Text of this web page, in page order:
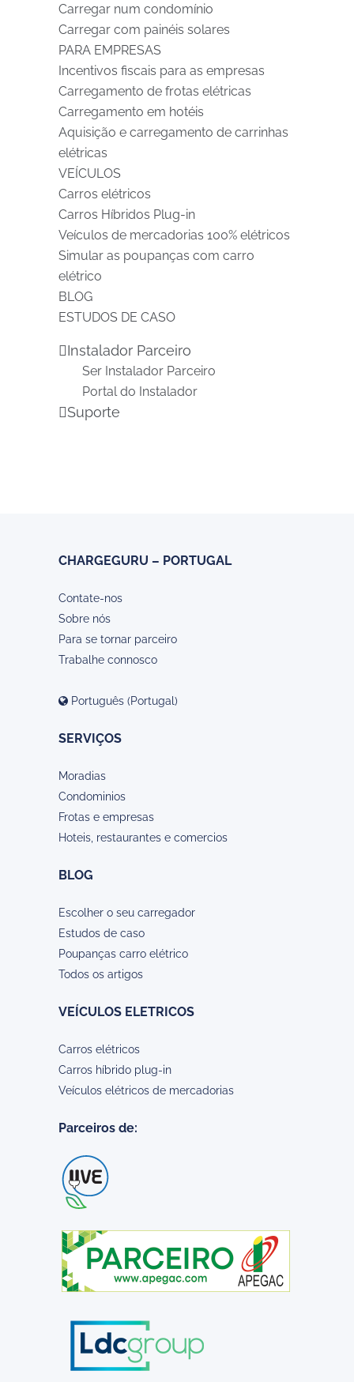
Carregar num condomínio
Carregar com painéis solares
PARA EMPRESAS
Incentivos fiscais para as empresas
Carregamento de frotas elétricas
Carregamento em hotéis
Aquisição e carregamento de carrinhas
elétricas
VEÍCULOS
Carros elétricos
Carros Híbridos Plug-in
Veículos de mercadorias 100% elétricos
Simular as poupanças com carro
elétrico
BLOG
ESTUDOS DE CASO
Instalador Parceiro
Ser Instalador Parceiro
Portal do Instalador
Suporte
CHARGEGURU – PORTUGAL
Contate-nos
Sobre nós
Para se tornar parceiro
Trabalhe connosco
Português (Portugal)
SERVIÇOS
Moradias
Condominios
Frotas e empresas
Hoteis, restaurantes e comercios
BLOG
Escolher o seu carregador
Estudos de caso
Poupanças carro elétrico
Todos os artigos
VEÍCULOS ELETRICOS
Carros elétricos
Carros híbrido plug-in
Veículos elétricos de mercadorias
Parceiros de: